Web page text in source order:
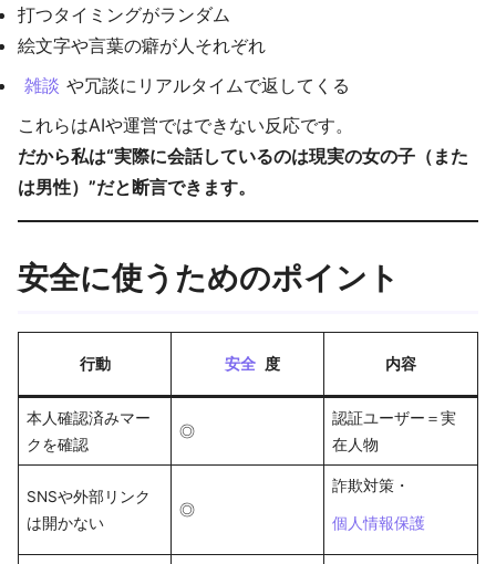
打つタイミングがランダム
絵文字や言葉の癖が人それぞれ
雑談 や冗談にリアルタイムで返してくる
これらはAIや運営ではできない反応です。
だから私は“実際に会話しているのは現実の女の子（また
は男性）”だと断言できます。
安全に使うためのポイント
行動 安全 度 内容
本人確認済みマー
クを確認
◎
認証ユーザー＝実
在人物
SNSや外部リンク
は開かない
◎
詐欺対策・
個人情報保護